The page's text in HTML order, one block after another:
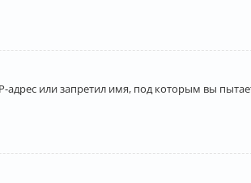
или запретил имя, под которым вы